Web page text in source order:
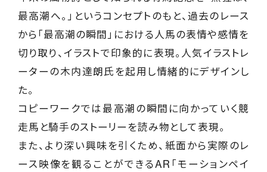
最高潮へ。」というコンセプトのもと、過去のレース
から「最高潮の瞬間」における人馬の表情や感情を
切り取り、イラストで印象的に表現。人気イラストレ
ーターの木内達朗氏を起用し情緒的にデザインし
た。
コピーワークでは最高潮の瞬間に向かっていく競
走馬と騎手のストーリーを読み物として表現。
また、より深い興味を引くため、紙面から実際のレ
ース映像を観ることができるAR「モーションペイ